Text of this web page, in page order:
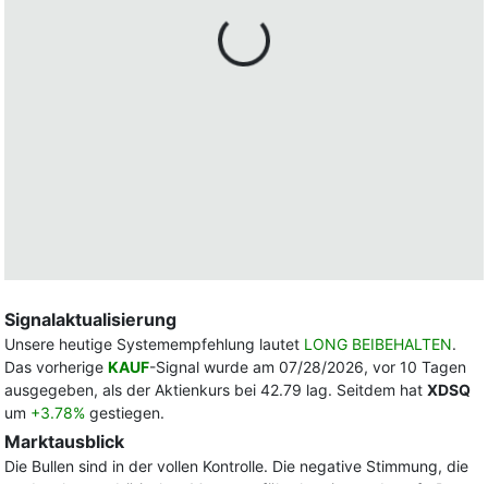
Signalaktualisierung
Unsere heutige Systemempfehlung lautet LONG BEIBEHALTEN.
Das vorherige KAUF-Signal wurde am 07/28/2026, vor 10 Tagen
ausgegeben, als der Aktienkurs bei 42.79 lag. Seitdem hat XDSQ
um +3.78% gestiegen.
Marktausblick
Die Bullen sind in der vollen Kontrolle. Die negative Stimmung, die